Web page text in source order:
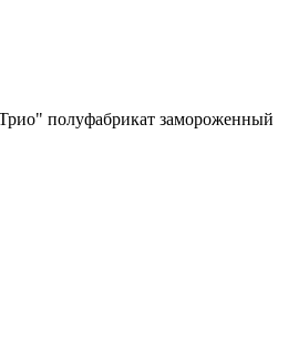
полуфабрикат замороженный